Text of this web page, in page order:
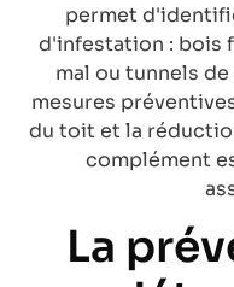
permet
d'infestation : bois
mal ou tunnels
mesures
du toit et la
complément
La